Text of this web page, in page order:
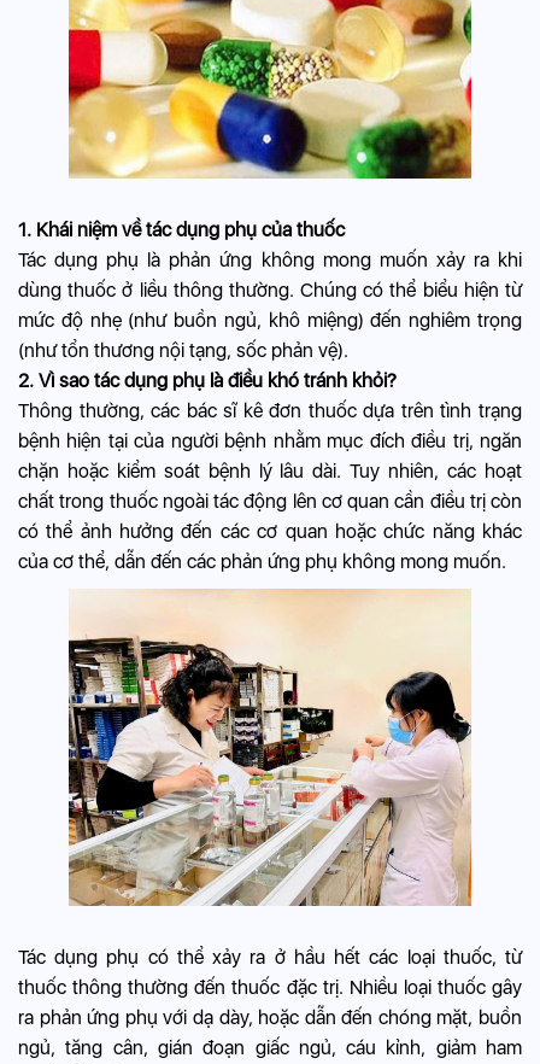
1. Khái niệm về tác dụng phụ của thuốc
Tác dụng phụ là phản ứng không mong muốn xảy ra khi
dùng thuốc ở liều thông thường. Chúng có thể biểu hiện từ
mức độ nhẹ (như buồn ngủ, khô miệng) đến nghiêm trọng
(như tổn thương nội tạng, sốc phản vệ).
2. Vì sao tác dụng phụ là điều khó tránh khỏi?
Thông thường, các bác sĩ kê đơn thuốc dựa trên tình trạng
bệnh hiện tại của người bệnh nhằm mục đích điều trị, ngăn
chặn hoặc kiểm soát bệnh lý lâu dài. Tuy nhiên, các hoạt
chất trong thuốc ngoài tác động lên cơ quan cần điều trị còn
có thể ảnh hưởng đến các cơ quan hoặc chức năng khác
của cơ thể, dẫn đến các phản ứng phụ không mong muốn.
Tác dụng phụ có thể xảy ra ở hầu hết các loại thuốc, từ
thuốc thông thường đến thuốc đặc trị. Nhiều loại thuốc gây
ra phản ứng phụ với dạ dày, hoặc dẫn đến chóng mặt, buồn
ngủ, tăng cân, gián đoạn giấc ngủ, cáu kỉnh, giảm ham